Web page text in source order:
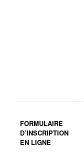
FORMULAIRE
D’INSCRIPTION
EN LIGNE